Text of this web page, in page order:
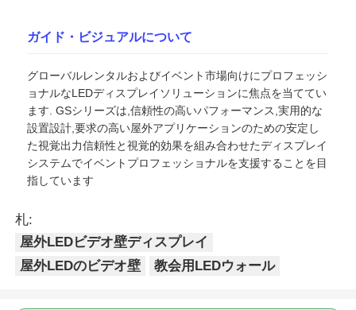
ガイド・ビジュアルについて
グローバルレンタルおよびイベント市場向けにプロフェッシ
ョナルなLEDディスプレイソリューションに焦点を当ててい
ます. GSシリーズは,信頼性の高いパフォーマンス,実用的な
設置設計,要求の高い屋外アプリケーションのための安定し
た視覚出力信頼性と視覚的効果を組み合わせたディスプレイ
システムでイベントプロフェッショナルを支援することを目
指しています
札:
屋外LEDビデオ壁ディスプレイ
屋外LEDのビデオ壁
教会用LEDウォール